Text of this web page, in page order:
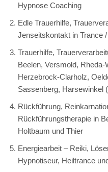
Hypnose Coaching
Edle Trauerhilfe,
Jenseitskontakt in Trance
Trauerhilfe,
Beelen, Versmold,
Herzebrock-Clarholz,
Sassenberg, Harsewinkel
Rückführung,
Rückführungstherapie in
Holtbaum und Thier
Energiearbeit – Reiki,
Hypnotiseur, Heiltrance